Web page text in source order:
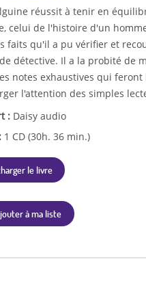
réussit à tenir en
celui de l'histoire d'un
faits qu'il a pu vérifier et
détective. Il a la probité de
notes exhaustives qui feront
l'attention des simples
: Daisy audio
1 CD (30h. 36 min.)
le livre
à ma liste